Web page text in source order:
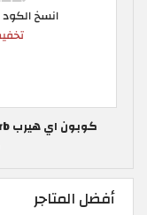
أفضل المتاجر